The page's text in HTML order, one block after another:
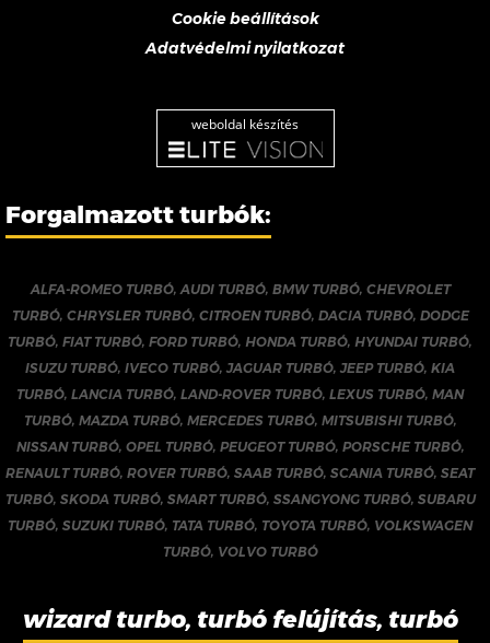
Cookie beállítások
Adatvédelmi nyilatkozat
weboldal készítés
Forgalmazott turbók:
ALFA-ROMEO TURBÓ,AUDI TURBÓ, BMW TURBÓ, CHEVROLET
TURBÓ, CHRYSLER TURBÓ, CITROEN TURBÓ, DACIA TURBÓ, DODGE
TURBÓ,FIAT TURBÓ,FORD TURBÓ, HONDA TURBÓ, HYUNDAI TURBÓ,
ISUZU TURBÓ,IVECO TURBÓ,JAGUAR TURBÓ,JEEP TURBÓ,KIA
TURBÓ,LANCIA TURBÓ,LAND-ROVER TURBÓ,LEXUS TURBÓ,MAN
TURBÓ, MAZDA TURBÓ, MERCEDES TURBÓ, MITSUBISHI TURBÓ,
NISSAN TURBÓ, OPEL TURBÓ, PEUGEOT TURBÓ, PORSCHE TURBÓ,
RENAULT TURBÓ,ROVER TURBÓ,SAAB TURBÓ,SCANIA TURBÓ,SEAT
TURBÓ, SKODA TURBÓ, SMART TURBÓ, SSANGYONG TURBÓ, SUBARU
TURBÓ,SUZUKI TURBÓ, TATA TURBÓ, TOYOTA TURBÓ, VOLKSWAGEN
TURBÓ, VOLVO TURBÓ
wizard turbo, turbó felújítás, turbó